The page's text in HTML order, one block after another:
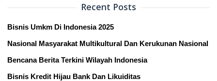
Recent Posts
Bisnis Umkm Di Indonesia 2025
Nasional Masyarakat Multikultural Dan Kerukunan Nasional
Bencana Berita Terkini Wilayah Indonesia
Bisnis Kredit Hijau Bank Dan Likuiditas